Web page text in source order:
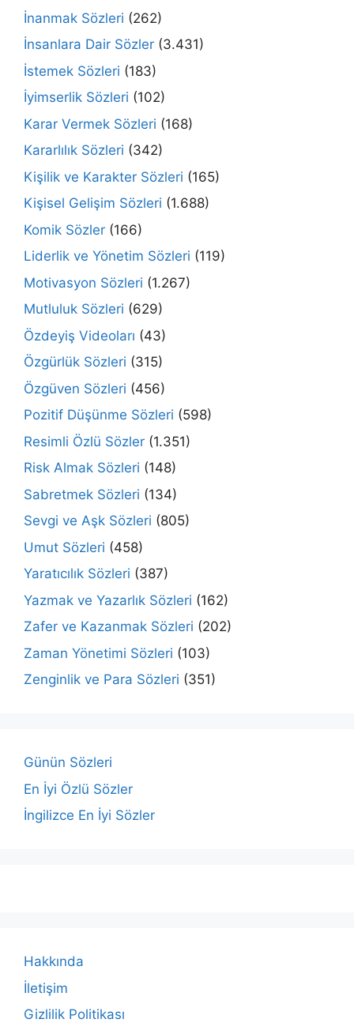
İnanmak Sözleri (262)
İnsanlara Dair Sözler (3.431)
İstemek Sözleri (183)
İyimserlik Sözleri (102)
Karar Vermek Sözleri (168)
Kararlılık Sözleri (342)
Kişilik ve Karakter Sözleri (165)
Kişisel Gelişim Sözleri (1.688)
Komik Sözler (166)
Liderlik ve Yönetim Sözleri (119)
Motivasyon Sözleri (1.267)
Mutluluk Sözleri (629)
Özdeyiş Videoları (43)
Özgürlük Sözleri (315)
Özgüven Sözleri (456)
Pozitif Düşünme Sözleri (598)
Resimli Özlü Sözler (1.351)
Risk Almak Sözleri (148)
Sabretmek Sözleri (134)
Sevgi ve Aşk Sözleri (805)
Umut Sözleri (458)
Yaratıcılık Sözleri (387)
Yazmak ve Yazarlık Sözleri (162)
Zafer ve Kazanmak Sözleri (202)
Zaman Yönetimi Sözleri (103)
Zenginlik ve Para Sözleri (351)
Günün Sözleri
En İyi Özlü Sözler
İngilizce En İyi Sözler
Hakkında
İletişim
Gizlilik Politikası